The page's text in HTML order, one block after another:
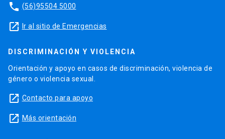
phone (56)95504 5000
launch Ir al sitio de Emergencias
DISCRIMINACIÓN Y VIOLENCIA
Orientación y apoyo en casos de discriminación, violencia de
género o violencia sexual.
launch Contacto para apoyo
launch Más orientación